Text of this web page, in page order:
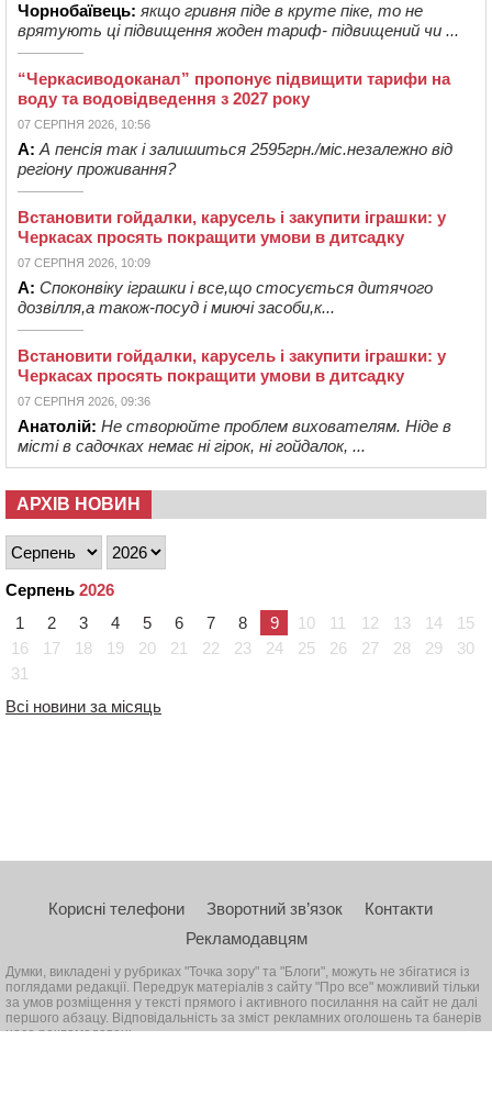
Чорнобаївець: якщо гривня піде в круте піке, то не
врятують ці підвищення жоден тариф- підвищений чи ...
“Черкасиводоканал” пропонує підвищити тарифи на
воду та водовідведення з 2027 року
07 СЕРПНЯ 2026, 10:56
А: А пенсія так і залишиться 2595грн./міс.незалежно від
регіону проживання?
Встановити гойдалки, карусель і закупити іграшки: у
Черкасах просять покращити умови в дитсадку
07 СЕРПНЯ 2026, 10:09
А: Споконвіку іграшки і все,що стосується дитячого
дозвілля,а також-посуд і миючі засоби,к...
Встановити гойдалки, карусель і закупити іграшки: у
Черкасах просять покращити умови в дитсадку
07 СЕРПНЯ 2026, 09:36
Анатолій: Не створюйте проблем вихователям. Ніде в
місті в садочках немає ні гірок, ні гойдалок, ...
АРХІВ НОВИН
Серпень 2026
1
2 3 4 5 6 7 8 9 10 11 12 13 14
15
16
17 18 19 20 21 22 23 24 25 26 27 28 29
30
31
Всі новини за місяць
Корисні телефони Зворотний зв’язок
Контакти
Рекламодавцям
Думки, викладені у рубриках "Точка зору" та "Блоги", можуть не збігатися із
поглядами редакції. Передрук матеріалів з сайту "Про все" можливий тільки
за умов розміщення у тексті прямого і активного посилання на сайт не далі
першого абзацу. Відповідальність за зміст рекламних оголошень та банерів
несе рекламодавець